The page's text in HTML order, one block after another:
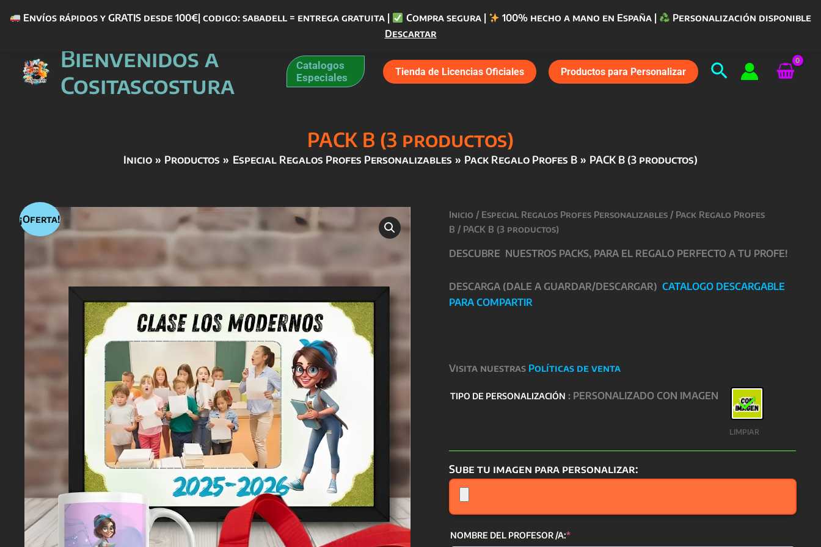
Envíos rápidos y GRATIS desde 100€| codigo: sabadell = entrega gratuita | Compra segura | 100% hecho a mano en España |
Personalización disponible
Descartar
contenido
Bienvenidos a
Cositascostura
Catalogos
Especiales
Tienda de Licencias Oficiales Productos para Personalizar Buscar
PACK B (3 productos)
Inicio Productos Especial Regalos Profes Personalizables Pack Regalo Profes B PACK B (3 productos)
¡Oferta! Inicio / Especial Regalos Profes Personalizables / Pack Regalo Profes
B / PACK B (3 productos)
DESCUBRE NUESTROS PACKS, PARA EL REGALO PERFECTO A TU PROFE!
DESCARGA (DALE A GUARDAR/DESCARGAR)CATALOGO DESCARGABLE
PARA COMPARTIR
Visita nuestras Políticas de venta
TIPO DE PERSONALIZACIÓN : PERSONALIZADO CON IMAGEN
LIMPIAR
Sube tu imagen para personalizar:
NOMBRE DEL PROFESOR /A:*(required)